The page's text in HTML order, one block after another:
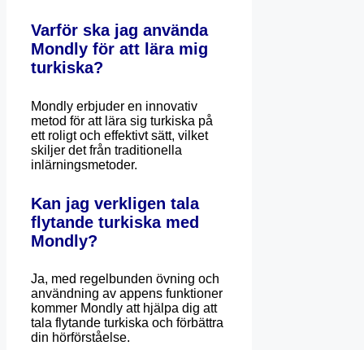
Varför ska jag använda
Mondly för att lära mig
turkiska?
Mondly erbjuder en innovativ
metod för att lära sig turkiska på
ett roligt och effektivt sätt, vilket
skiljer det från traditionella
inlärningsmetoder.
Kan jag verkligen tala
flytande turkiska med
Mondly?
Ja, med regelbunden övning och
användning av appens funktioner
kommer Mondly att hjälpa dig att
tala flytande turkiska och förbättra
din hörförståelse.